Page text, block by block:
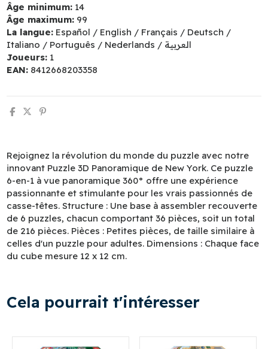
Âge minimum: 14
Âge maximum: 99
La langue: Español / English / Français / Deutsch /
Italiano / Português / Nederlands / العربية
Joueurs: 1
EAN: 8412668203358
Rejoignez la révolution du monde du puzzle avec notre
innovant Puzzle 3D Panoramique de New York. Ce puzzle
6-en-1 à vue panoramique 360° offre une expérience
passionnante et stimulante pour les vrais passionnés de
casse-têtes. Structure : Une base à assembler recouverte
de 6 puzzles, chacun comportant 36 pièces, soit un total
de 216 pièces. Pièces : Petites pièces, de taille similaire à
celles d'un puzzle pour adultes. Dimensions : Chaque face
du cube mesure 12 x 12 cm.
Cela pourrait t'intéresser